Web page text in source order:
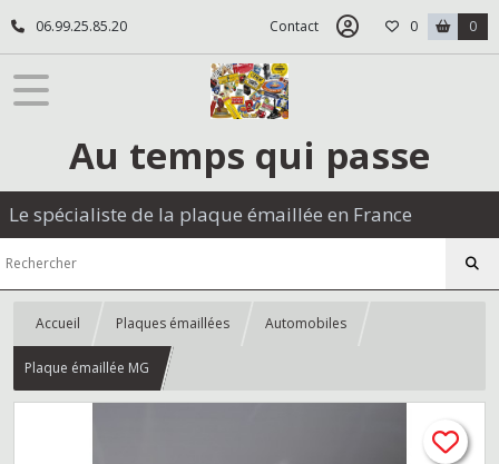
06.99.25.85.20 Contact 0 0
Au temps qui passe
Le spécialiste de la plaque émaillée en France
Accueil Plaques émaillées Automobiles
Plaque émaillée MG